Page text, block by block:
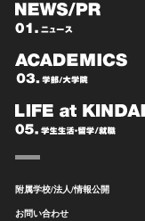
附属学校/法人/情報公開
お問い合わせ